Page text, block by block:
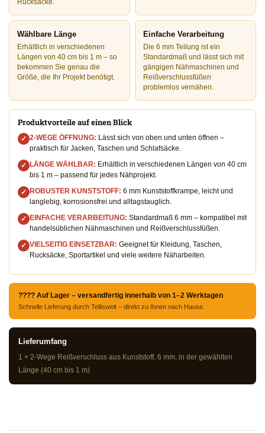
Rucksäcke.
Wählbare Länge
Erhältlich in verschiedenen
Längen von 40 cm bis 1 m – so
bekommen Sie genau die
Größe, die Ihr Projekt benötigt.
Einfache Verarbeitung
Die 6 mm Teilung ist ein
Standardmaß und lässt sich mit
gängigen Nähmaschinen und
Reißverschlussfüßen
problemlos vernähen.
Produktvorteile auf einen Blick
✓ 2-WEGE ÖFFNUNG: Lässt sich von oben und unten öffnen –
praktisch für Jacken, Taschen und Schlafsäcke.
✓ LÄNGE WÄHLBAR: Erhältlich in verschiedenen Längen von 40 cm
bis 1 m – passend für jedes Nähprojekt.
✓ ROBUSTER KUNSTSTOFF: 6 mm Kunststoffkrampe, leicht und
langlebig, korrosionsfrei und alltagstauglich.
✓ EINFACHE VERARBEITUNG: Standardmaß 6 mm – kompatibel mit
handelsüblichen Nähmaschinen und Reißverschlussfüßen.
✓ VIELSEITIG EINSETZBAR: Geeignet für Kleidung, Taschen,
Rucksäcke, Sportartikel und viele weitere Näharbeiten.
???? Auf Lager – versandfertig innerhalb von 1–2 Werktagen
Schnelle Lieferung durch Telliswelt – direkt zu Ihnen nach Hause.
Lieferumfang
1 × 2-Wege Reißverschluss aus Kunststoff, 6 mm, in der gewählten
Länge (40 cm bis 1 m)